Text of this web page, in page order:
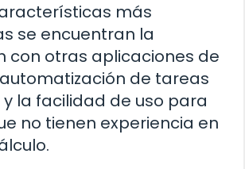
más
se encuentran la
con otras aplicaciones de
de tareas
la facilidad de uso para
no tienen experiencia en